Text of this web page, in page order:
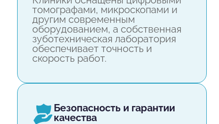
томографами, микроскопами и
другим современным
оборудованием, а собственная
зуботехническая лаборатория
обеспечивает точность и
скорость работ.
безопасность и гарантии
качества